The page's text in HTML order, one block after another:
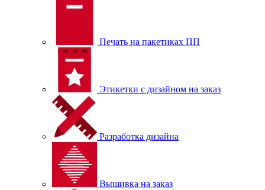
Печать на пакетиках ПП
Этикетки с дизайном на заказ
Разработка дизайна
Вышивка на заказ